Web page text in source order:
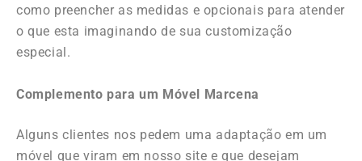
como preencher as medidas e opcionais para atender
o que esta imaginando de sua customização
especial.
Complemento para um Móvel Marcena
Alguns clientes nos pedem uma adaptação em um
móvel que viram em nosso site e que desejam